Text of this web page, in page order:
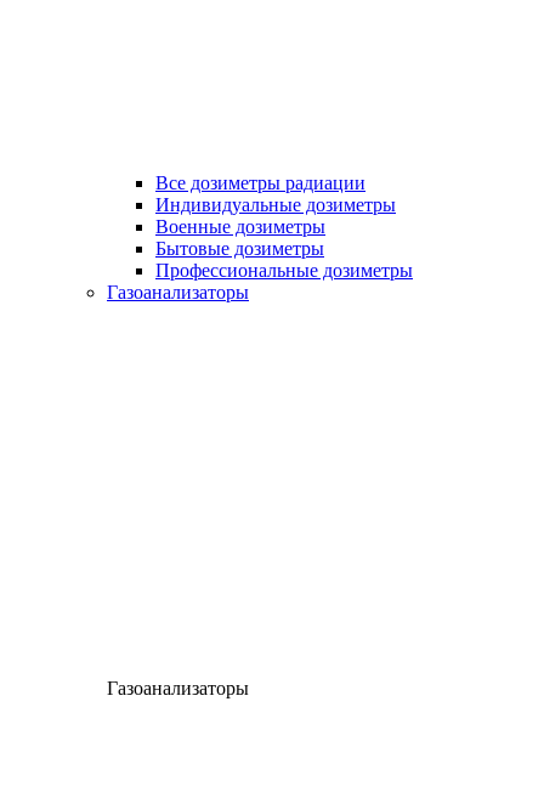
Все дозиметры радиации
Индивидуальные дозиметры
Военные дозиметры
Бытовые дозиметры
Профессиональные дозиметры
Газоанализаторы
Газоанализаторы